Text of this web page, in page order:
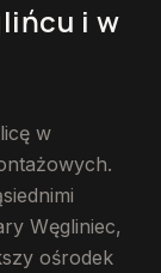
i w
w
Węgliniec,
ośrodek